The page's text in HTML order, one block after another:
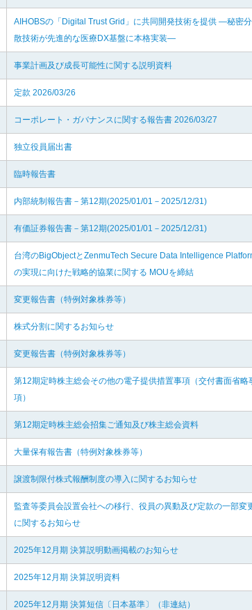
AIHOBSの「Digital Trust Grid」に共同開発技術を提供 ―秘密分
散技術が先進的な医療DX基盤に本格実装―
事業計画及び成長可能性に関する説明資料
定款 2026/03/26
コーポレート・ガバナンスに関する報告書 2026/03/27
独立役員届出書
臨時報告書
内部統制報告書－第12期(2025/01/01－2025/12/31)
有価証券報告書－第12期(2025/01/01－2025/12/31)
台湾のBigObjectとZenmuTech Secure Data Intelligence
の実現に向けた戦略的協業に関する MOUを締結
変更報告書（特例対象株券等）
株式分割に関するお知らせ
変更報告書（特例対象株券等）
第12期定時株主総会その他の電子提供措置事項（交付書面省略
項）
第12期定時株主総会招集ご通知及び株主総会資料
大量保有報告書（特例対象株券等）
譲渡制限付株式報酬制度の導入に関するお知らせ
監査等委員会設置会社への移行、役員の異動及び定款の一部変
に関するお知らせ
2025年12月期 決算説明動画掲載のお知らせ
2025年12月期 決算説明資料
2025年12月期 決算短信〔日本基準〕（非連結）